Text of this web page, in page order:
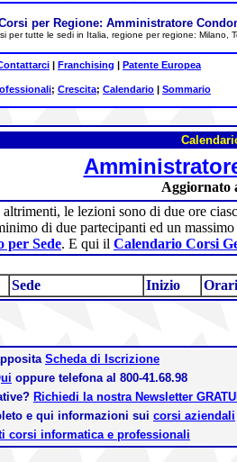
per Regione: Amministratore
per tutte le sedi in Italia, regione per regione: Milano,
| Franchising | Patente Europea
; Crescita; Calendario | Sommario
Aggiornato
le lezioni sono di due ore
di due partecipanti ed un
per Sede. E qui il Calendario Corsi
Sede Inizio
Scheda di Iscrizione
oppure telefona al 800-41.68.98
Richiedi la nostra Newsletter
e qui informazioni sui corsi aziendali
corsi informatica e professionali